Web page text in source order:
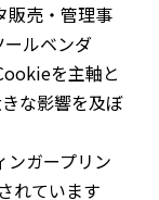
販売・管理事
ルベンダ
を主軸と
な影響を及ぼ
ガープリン
れています